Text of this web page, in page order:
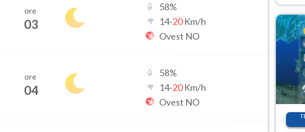
ore
03
58%
14-20Km/h
Ovest NO
ore
04
58%
14-20Km/h
Ovest NO